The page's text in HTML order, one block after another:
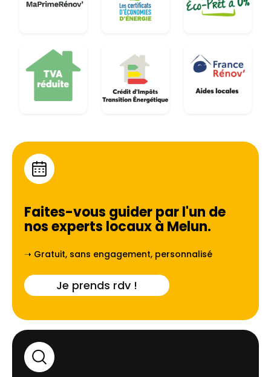
Faites-vous guider par l'un de
nos experts locaux à Melun.
➝ Gratuit, sans engagement, personnalisé
Je prends rdv !